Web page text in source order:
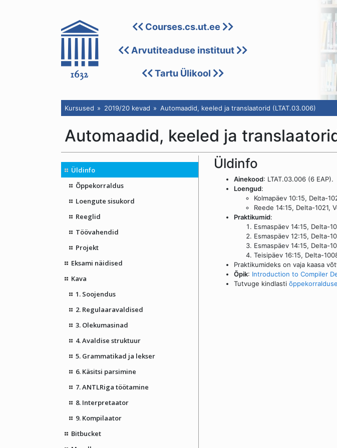
Courses.cs.ut.ee
Arvutiteaduse instituut
Tartu Ülikool
Kursused 2019/20 kevad Automaadid, keeled ja translaatorid (LTAT.03.006)
Automaadid, keeled ja
Üldinfo
Õppekorraldus
Loengute sisukord
Reeglid
Töövahendid
Projekt
Eksami näidised
Kava
1. Soojendus
2. Regulaaravaldised
3. Olekumasinad
4. Avaldise struktuur
5. Grammatikad ja lekser
6. Käsitsi parsimine
7. ANTLRiga töötamine
8. Interpretaator
9. Kompilaator
Bitbucket
Üldinfo
Ainekood: LTAT.03.006 (6 EAP).
Loengud:
Kolmapäev 10:15, Delta-
Reede 14:15, Delta-1021,
Praktikumid:
Esmaspäev 14:15, Delta-
Esmaspäev 12:15, Delta-
Esmaspäev 14:15, Delta-
Teisipäev 16:15, Delta-
Praktikumideks on vaja kaasa
Õpik: Introduction to Compiler
Tutvuge kindlasti õppekorralduse